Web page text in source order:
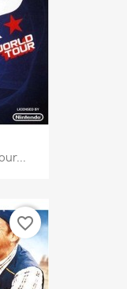
favorite_border